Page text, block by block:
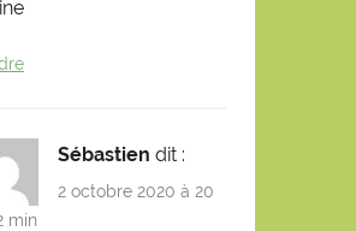
Sébastien dit :
2 octobre 2020 à 20
min